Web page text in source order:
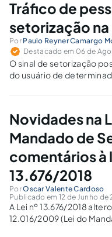
Tráfico de
setorização
Por Paulo Reyner Camargo
Destacado em 06 de
O sinal de setorização
do usuário de
investigação.
Novidades na
Mandado de
comentários à
13.676/2018
PorOscar Valente Cardoso
Publicado em 12 de Junho de
A Lei nº 13.676/2018
12.016/2009 (Lei do